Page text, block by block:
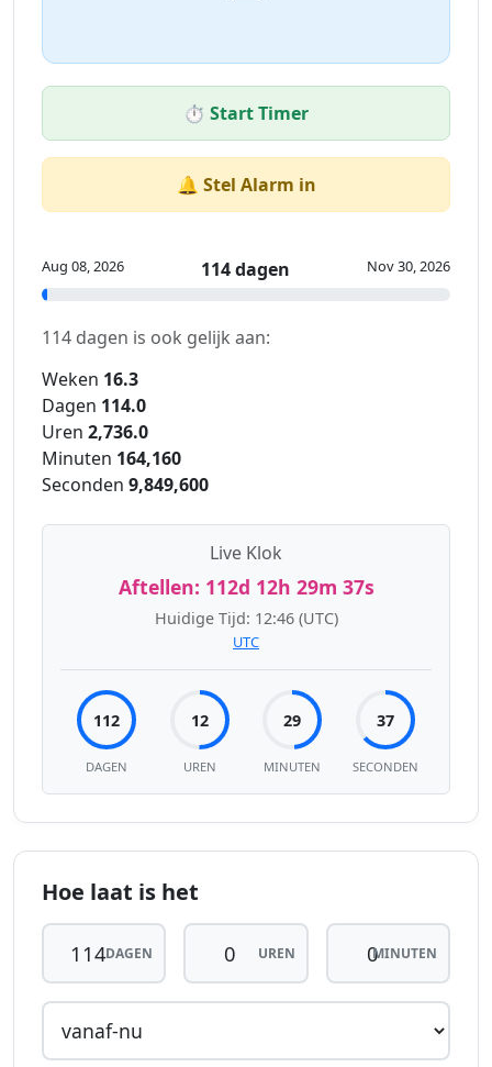
⏱️ Start Timer
🔔 Stel Alarm in
Aug 08, 2026 114 dagen Nov 30, 2026
114 dagen is ook gelijk aan:
Weken 16.3
Dagen 114.0
Uren 2,736.0
Minuten 164,160
Seconden 9,849,600
Live Klok
Aftellen: 112d 12h 29m 37s
Huidige Tijd: 12:46 (UTC)
UTC
112
DAGEN
12
UREN
29
MINUTEN
37
SECONDEN
Hoe laat is het
DAGEN UREN MINUTEN